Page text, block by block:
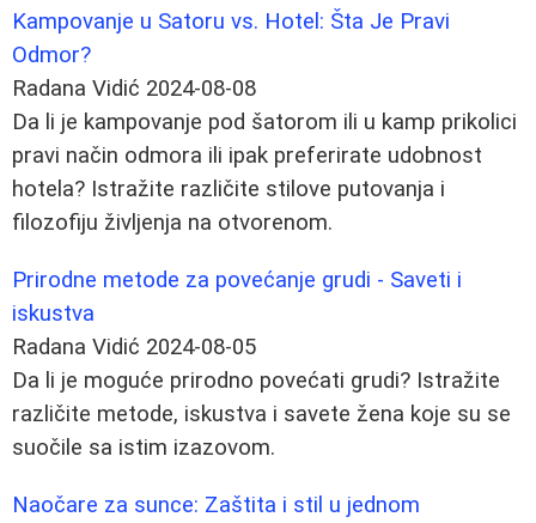
Kampovanje u Satoru vs. Hotel: Šta Je Pravi
Odmor?
Radana Vidić 2024-08-08
Da li je kampovanje pod šatorom ili u kamp prikolici
pravi način odmora ili ipak preferirate udobnost
hotela? Istražite različite stilove putovanja i
filozofiju življenja na otvorenom.
Prirodne metode za povećanje grudi - Saveti i
iskustva
Radana Vidić 2024-08-05
Da li je moguće prirodno povećati grudi? Istražite
različite metode, iskustva i savete žena koje su se
suočile sa istim izazovom.
Naočare za sunce: Zaštita i stil u jednom